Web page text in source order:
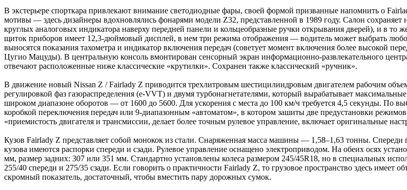
В экстерьере спорткара привлекают внимание светодиодные фары, своей формой призванные напомнить о
мотивы — здесь дизайнеры вдохновлялись фонарями модели Z32, представленной в 1989 году. Салон
круглых аналоговых индикатора наверху передней панели и кольцеобразные ручки открывания дверей), и в
щиток приборов имеет 12,3-дюймовый дисплей, в нем три режима отображения — водитель может выбрать
выносятся показания тахометра и индикатор включения передач (советует момент включения более высокой
Цугио Мацуды). В центральную консоль вмонтирован сенсорный экран информационно-развлекательного
отвечают расположенные ниже классические «крутилки». Сохранен также классический «ручник».
В движение новый Nissan Z / Fairlady Z приводится трехлитровым шестицилиндровым двигателем рабочим
регулировкой фаз газораспределения (e-VVT) и двумя турбонагнетателями, который вырабатывает
широком диапазоне оборотов — от 1600 до 5600. Для ускорения с места до 100 км/ч требуется 4,5 секунды. По
коробкой переключения передач или 9-диапазонным «автоматом», в котором зашиты две предустановки
«приемистость двигателя и трансмиссии, делает более точным рулевое управление, включает оригинальные
Кузов Fairlady Z представляет собой монокок из стали. Снаряженная масса машины — 1,58–1,63 тонны.
кузова имеются распорки спереди и сзади. Рулевое управление оснащено электроприводом. На обеих осях
мм, размер задних: 307 или 351 мм. Стандартно установлены колеса размером 245/45R18, но в специальных
255/40 спереди и 275/35 сзади. Если говорить о практичности Fairlady Z, то грузовое пространство здесь имеет
скромный показатель, достаточный, чтобы вместить пару дорожных сумок.